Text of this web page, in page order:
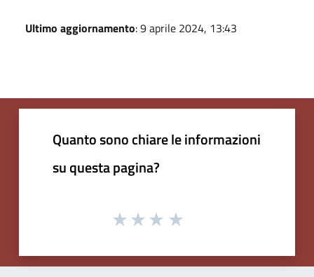
Ultimo aggiornamento: 9 aprile 2024, 13:43
Quanto sono chiare le informazioni
su questa pagina?